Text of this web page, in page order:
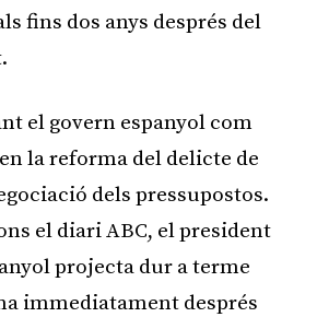
fins dos anys després del
el govern espanyol com
la reforma del delicte de
dels pressupostos.
el diari ABC, el president
projecta dur a terme
immediatament després